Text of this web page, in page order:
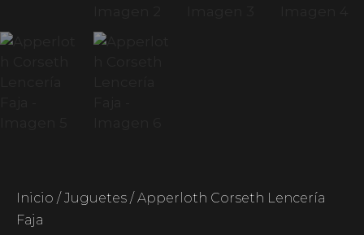
Inicio / Juguetes / Apperloth Corseth Lencería
Faja